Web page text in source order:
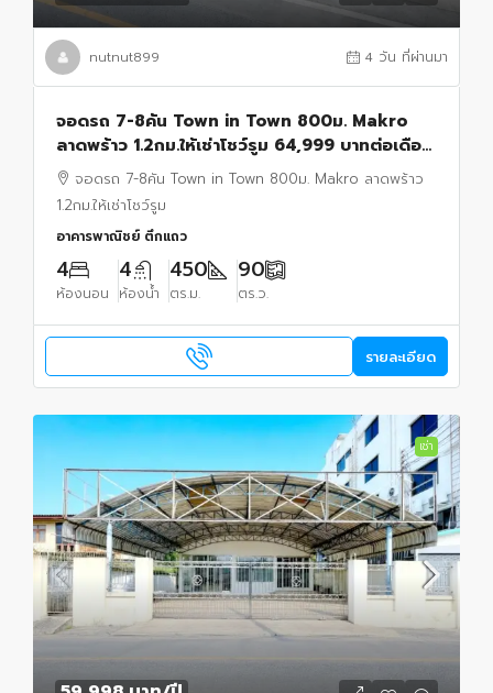
nutnut899 4 วัน ที่ผ่านมา
จอดรถ 7-8คัน Town in Town 800ม. Makro
ลาดพร้าว 1.2กม.ให้เช่าโชว์รูม 64,999 บาทต่อเดือน
ออฟฟิศ 2ชั้น 450ตรม. ซอยลาดพร้าว90-9890
ตร.ว.
จอดรถ 7-8คัน Town in Town 800ม. Makro ลาดพร้าว
1.2กม.ให้เช่าโชว์รูม
อาคารพาณิชย์ ตึกแถว
4
ห้องนอน
4
ห้องน้ำ
450
ตร.ม.
90
ตร.ว.
รายละเอียด
เช่า